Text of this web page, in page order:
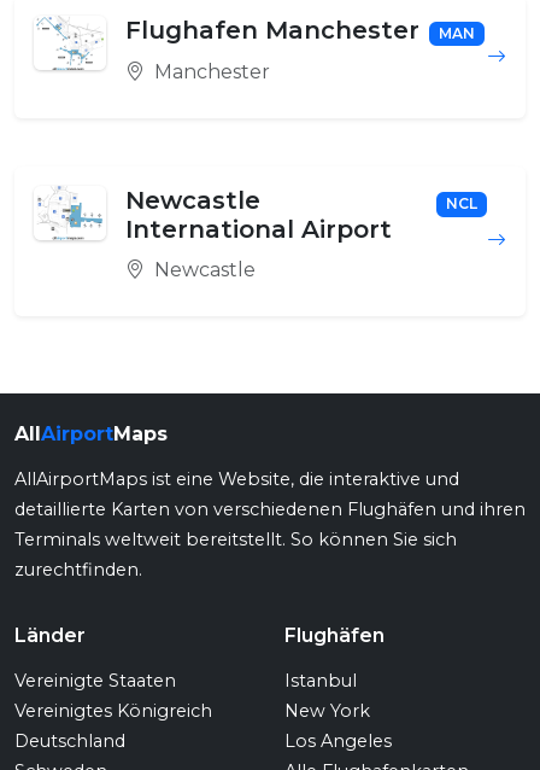
Flughafen Manchester MAN
Manchester
Newcastle
International Airport
NCL
Newcastle
All AirportMaps
AllAirportMaps ist eine Website, die interaktive und
detaillierte Karten von verschiedenen Flughäfen und ihren
Terminals weltweit bereitstellt. So können Sie sich
zurechtfinden.
Länder
Vereinigte Staaten
Vereinigtes Königreich
Deutschland
Flughäfen
Istanbul
New York
Los Angeles